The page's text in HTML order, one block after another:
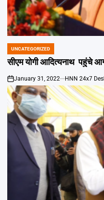
POSTED
IN
UNCATEGORIZED
सीएम योगी आदित्यनाथ पहुंचे
on
January 31, 2022 HNN 24x7